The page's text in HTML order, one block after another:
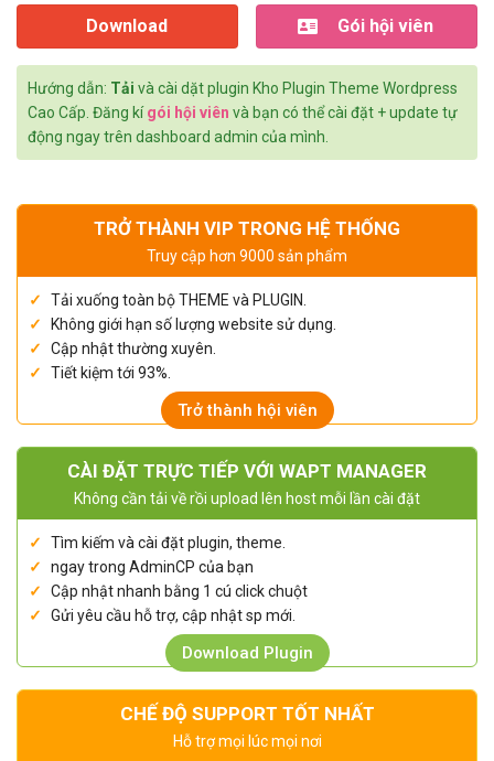
Download Gói hội viên
Hướng dẫn: Tải và cài dặt plugin Kho Plugin Theme Wordpress
Cao Cấp. Đăng kígói hội viên và bạn có thể cài đặt + update tự
động ngay trên dashboard admin của mình.
TRỞ THÀNH VIP TRONG HỆ THỐNG
Truy cập hơn 9000 sản phẩm
Tải xuống toàn bộ THEME và PLUGIN.
Không giới hạn số lượng website sử dụng.
Cập nhật thường xuyên.
Tiết kiệm tới 93%.
Trở thành hội viên
CÀI ĐẶT TRỰC TIẾP VỚI WAPT MANAGER
Không cần tải về rồi upload lên host mỗi lần cài đặt
Tìm kiếm và cài đặt plugin, theme.
ngay trong AdminCP của bạn
Cập nhật nhanh bằng 1 cú click chuột
Gửi yêu cầu hỗ trợ, cập nhật sp mới.
Download Plugin
CHẾ ĐỘ SUPPORT TỐT NHẤT
Hỗ trợ mọi lúc mọi nơi